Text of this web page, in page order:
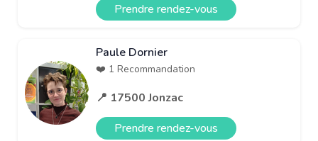
Prendre rendez-vous
Paule Dornier
❤️ 1 Recommandation
📍 17500 Jonzac
Prendre rendez-vous